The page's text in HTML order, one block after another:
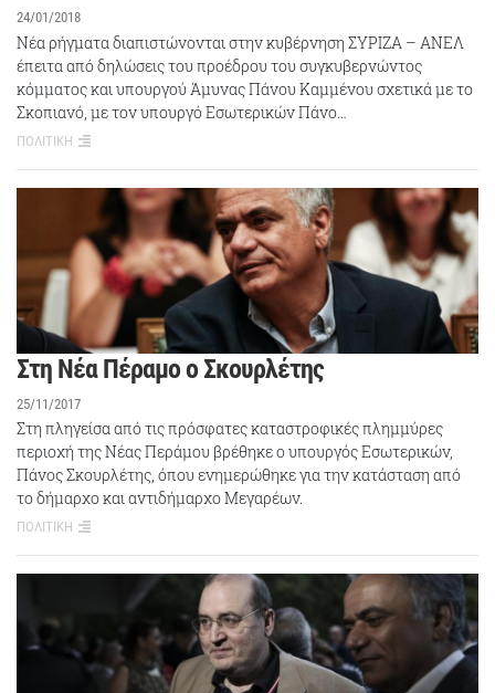
24/01/2018
Νέα ρήγματα διαπιστώνονται στην κυβέρνηση ΣΥΡΙΖΑ – ΑΝΕΛ
έπειτα από δηλώσεις του προέδρου του συγκυβερνώντος
κόμματος και υπουργού Άμυνας Πάνου Καμμένου σχετικά με το
Σκοπιανό, με τον υπουργό Εσωτερικών Πάνο…
ΠΟΛΙΤΙΚΗ
Στη Νέα Πέραμο ο Σκουρλέτης
25/11/2017
Στη πληγείσα από τις πρόσφατες καταστροφικές πλημμύρες
περιοχή της Νέας Περάμου βρέθηκε ο υπουργός Εσωτερικών,
Πάνος Σκουρλέτης, όπου ενημερώθηκε για την κατάσταση από
το δήμαρχο και αντιδήμαρχο Μεγαρέων.
ΠΟΛΙΤΙΚΗ